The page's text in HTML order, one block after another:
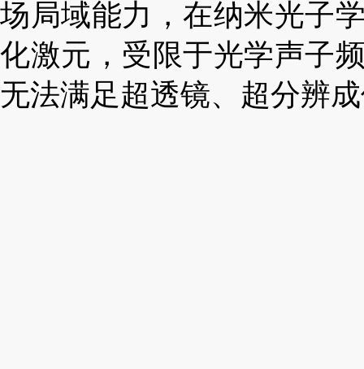
场局域能力，在纳米光子
化激元，受限于光学声子
无法满足超透镜、超分辨